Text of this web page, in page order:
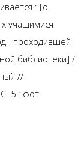
: [о
учащимися
проходившей
библиотеки] /
//
5 : фот.